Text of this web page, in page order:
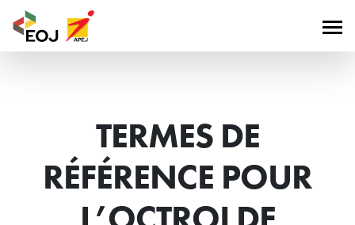
TERMES DE
RÉFÉRENCE POUR